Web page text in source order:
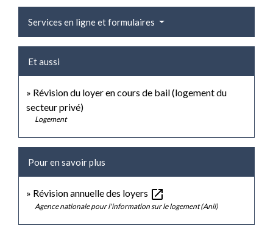
Services en ligne et formulaires
Et aussi
Révision du loyer en cours de bail (logement du
secteur privé)
Logement
Pour en savoir plus
Révision annuelle des loyers open_in_new
Agence nationale pour l'information sur le logement (Anil)